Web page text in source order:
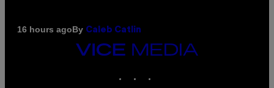
16 hours agoBy Caleb Catlin
VICE
MEDIA